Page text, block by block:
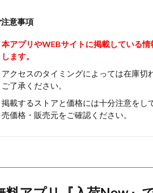
意事項
本アプリやWEBサイトに掲載している
します。
アクセスのタイミングによっては在庫
ご了承ください。
掲載するストアと価格には十分注意をし
売価格・販売元をご確認ください。